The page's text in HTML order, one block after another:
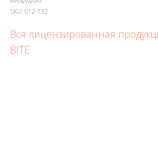
SKU: 012-132
Вся лицензированная
BITE